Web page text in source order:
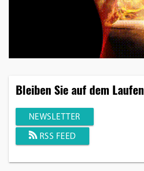
Bleiben Sie auf dem
NEWSLETTER
RSS FEED